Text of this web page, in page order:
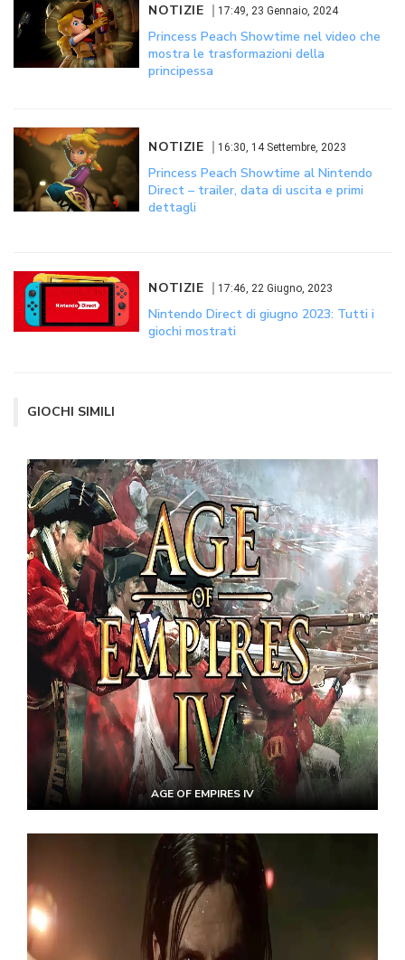
NOTIZIE 17:49, 23 Gennaio, 2024
Princess Peach Showtime nel video che
mostra le trasformazioni della
principessa
NOTIZIE 16:30, 14 Settembre, 2023
Princess Peach Showtime al Nintendo
Direct – trailer, data di uscita e primi
dettagli
NOTIZIE 17:46, 22 Giugno, 2023
Nintendo Direct di giugno 2023: Tutti i
giochi mostrati
GIOCHI SIMILI
AGE OF EMPIRES IV